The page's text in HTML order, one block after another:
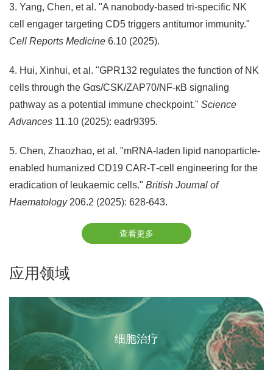
3. Yang, Chen, et al. "A nanobody-based tri-specific NK
cell engager targeting CD5 triggers antitumor immunity."
Cell Reports Medicine 6.10 (2025).
4. Hui, Xinhui, et al. "GPR132 regulates the function of NK
cells through the Gαs/CSK/ZAP70/NF-κB signaling
pathway as a potential immune checkpoint." Science
Advances 11.10 (2025): eadr9395.
5. Chen, Zhaozhao, et al. "mRNA‐laden lipid nanoparticle‐
enabled humanized CD19 CAR‐T‐cell engineering for the
eradication of leukaemic cells." British Journal of
Haematology206.2 (2025): 628-643.
查看更多
应用领域
细胞治疗